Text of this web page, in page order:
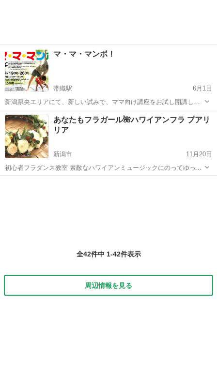
マ・マ・マンボ！
帯織駅
6月1日
新潟県央エリアにて、新しい試みで、ママ向け講座をお試し開講しま
す。 平日午前中ですので、幼稚園・保育園の送りの後のひとときに！
未満児さん連れも大歓迎です。フロアマットの上での運動なので、動
きやすい格好であれば裸足でOKです...
新潟 三条市 帯織駅 ラテンダンス マンボ
あなたもフラガール🌺ハワイアンフラ プアリ
リア
新潟市
11月20日
初心者フラダンス教室 素敵なハワイアンミュージックにのってゆった
りとフラしてみませんか？ 笑顔溢れる貴女に変身しましょう 年齢問わ
全42件中 1-42件表示
周辺情報を見る